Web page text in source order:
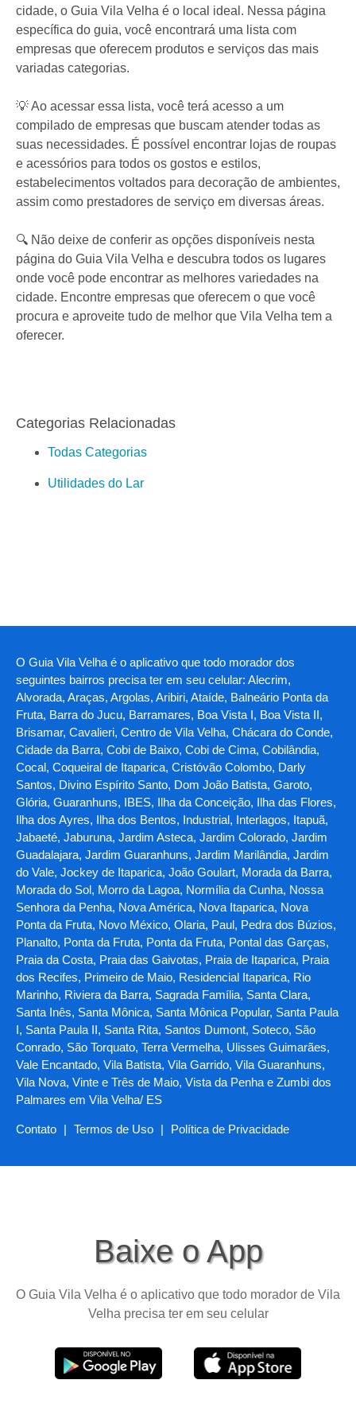
cidade, o Guia Vila Velha é o local ideal. Nessa página
específica do guia, você encontrará uma lista com
empresas que oferecem produtos e serviços das mais
variadas categorias.
💡 Ao acessar essa lista, você terá acesso a um
compilado de empresas que buscam atender todas as
suas necessidades. É possível encontrar lojas de roupas
e acessórios para todos os gostos e estilos,
estabelecimentos voltados para decoração de ambientes,
assim como prestadores de serviço em diversas áreas.
🔍 Não deixe de conferir as opções disponíveis nesta
página do Guia Vila Velha e descubra todos os lugares
onde você pode encontrar as melhores variedades na
cidade. Encontre empresas que oferecem o que você
procura e aproveite tudo de melhor que Vila Velha tem a
oferecer.
Categorias Relacionadas
Todas Categorias
Utilidades do Lar
O Guia Vila Velha é o aplicativo que todo morador dos
seguintes bairros precisa ter em seu celular: Alecrim,
Alvorada, Araças, Argolas, Aribiri, Ataíde, Balneário Ponta da
Fruta, Barra do Jucu, Barramares, Boa Vista I, Boa Vista II,
Brisamar, Cavalieri, Centro de Vila Velha, Chácara do Conde,
Cidade da Barra, Cobi de Baixo, Cobi de Cima, Cobilândia,
Cocal, Coqueiral de Itaparica, Cristóvão Colombo, Darly
Santos, Divino Espírito Santo, Dom João Batista, Garoto,
Glória, Guaranhuns, IBES, Ilha da Conceição, Ilha das Flores,
Ilha dos Ayres, Ilha dos Bentos, Industrial, Interlagos, Itapuã,
Jabaeté, Jaburuna, Jardim Asteca, Jardim Colorado, Jardim
Guadalajara, Jardim Guaranhuns, Jardim Marilândia, Jardim
do Vale, Jockey de Itaparica, João Goulart, Morada da Barra,
Morada do Sol, Morro da Lagoa, Normília da Cunha, Nossa
Senhora da Penha, Nova América, Nova Itaparica, Nova
Ponta da Fruta, Novo México, Olaria, Paul, Pedra dos Búzios,
Planalto, Ponta da Fruta, Ponta da Fruta, Pontal das Garças,
Praia da Costa, Praia das Gaivotas, Praia de Itaparica, Praia
dos Recifes, Primeiro de Maio, Residencial Itaparica, Rio
Marinho, Riviera da Barra, Sagrada Família, Santa Clara,
Santa Inês, Santa Mônica, Santa Mônica Popular, Santa Paula
I, Santa Paula II, Santa Rita, Santos Dumont, Soteco, São
Conrado, São Torquato, Terra Vermelha, Ulisses Guimarães,
Vale Encantado, Vila Batista, Vila Garrido, Vila Guaranhuns,
Vila Nova, Vinte e Três de Maio, Vista da Penha e Zumbi dos
Palmares em Vila Velha/ ES
Contato | Termos de Uso | Política de Privacidade
Baixe o App
O Guia Vila Velha é o aplicativo que todo morador de Vila
Velha precisa ter em seu celular